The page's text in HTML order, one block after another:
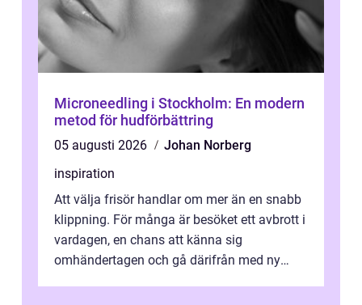
Microneedling i Stockholm: En modern
metod för hudförbättring
05 augusti 2026
Johan Norberg
inspiration
Att välja frisör handlar om mer än en snabb
klippning. För många är besöket ett avbrott i
vardagen, en chans att känna sig
omhändertagen och gå därifrån med ny